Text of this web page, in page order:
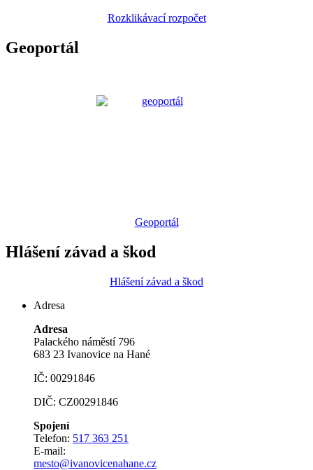
Rozklikávací rozpočet
Geoportál
Geoportál
Hlášení závad a škod
Hlášení závad a škod
Adresa
Adresa
Palackého náměstí 796
683 23 Ivanovice na Hané
IČ: 00291846
DIČ: CZ00291846
Spojení
Telefon: 517 363 251
E-mail:
mesto@ivanovicenahane.cz